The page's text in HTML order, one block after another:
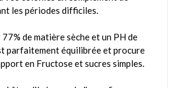
les périodes difficiles.
de matière sèche et un PH de
parfaitement équilibrée et procure
en Fructose et sucres simples.